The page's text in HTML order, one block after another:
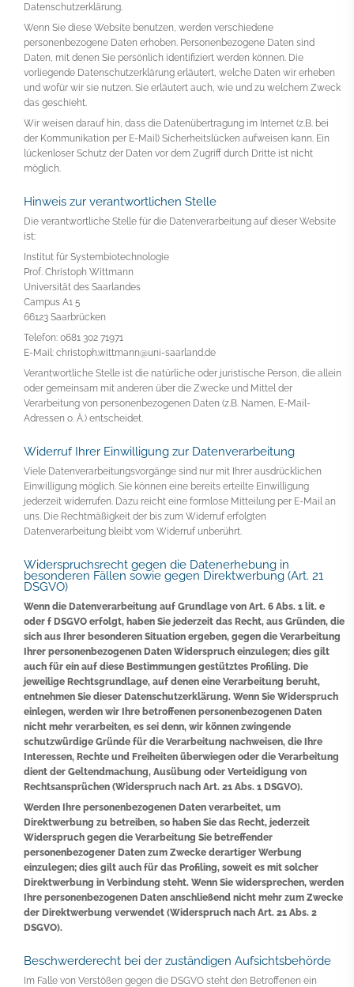
Datenschutzerklärung.
Wenn Sie diese Website benutzen, werden verschiedene
personenbezogene Daten erhoben. Personenbezogene Daten sind
Daten, mit denen Sie persönlich identifiziert werden können. Die
vorliegende Datenschutzerklärung erläutert, welche Daten wir erheben
und wofür wir sie nutzen. Sie erläutert auch, wie und zu welchem Zweck
das geschieht.
Wir weisen darauf hin, dass die Datenübertragung im Internet (z.B. bei
der Kommunikation per E-Mail) Sicherheitslücken aufweisen kann. Ein
lückenloser Schutz der Daten vor dem Zugriff durch Dritte ist nicht
möglich.
Hinweis zur verantwortlichen Stelle
Die verantwortliche Stelle für die Datenverarbeitung auf dieser Website
ist:
Institut für Systembiotechnologie
Prof. Christoph Wittmann
Universität des Saarlandes
Campus A1 5
66123 Saarbrücken
Telefon: 0681 302 71971
E-Mail: christoph.wittmann@uni-saarland.de
Verantwortliche Stelle ist die natürliche oder juristische Person, die allein
oder gemeinsam mit anderen über die Zwecke und Mittel der
Verarbeitung von personenbezogenen Daten (z.B. Namen, E-Mail-
Adressen o. Ä.) entscheidet.
Widerruf Ihrer Einwilligung zur Datenverarbeitung
Viele Datenverarbeitungsvorgänge sind nur mit Ihrer ausdrücklichen
Einwilligung möglich. Sie können eine bereits erteilte Einwilligung
jederzeit widerrufen. Dazu reicht eine formlose Mitteilung per E-Mail an
uns. Die Rechtmäßigkeit der bis zum Widerruf erfolgten
Datenverarbeitung bleibt vom Widerruf unberührt.
Widerspruchsrecht gegen die Datenerhebung in
besonderen Fällen sowie gegen Direktwerbung (Art. 21
DSGVO)
Wenn die Datenverarbeitung auf Grundlage von Art. 6 Abs. 1 lit. e
oder f DSGVO erfolgt, haben Sie jederzeit das Recht, aus Gründen, die
sich aus Ihrer besonderen Situation ergeben, gegen die Verarbeitung
Ihrer personenbezogenen Daten Widerspruch einzulegen; dies gilt
auch für ein auf diese Bestimmungen gestütztes Profiling. Die
jeweilige Rechtsgrundlage, auf denen eine Verarbeitung beruht,
entnehmen Sie dieser Datenschutzerklärung. Wenn Sie Widerspruch
einlegen, werden wir Ihre betroffenen personenbezogenen Daten
nicht mehr verarbeiten, es sei denn, wir können zwingende
schutzwürdige Gründe für die Verarbeitung nachweisen, die Ihre
Interessen, Rechte und Freiheiten überwiegen oder die Verarbeitung
dient der Geltendmachung, Ausübung oder Verteidigung von
Rechtsansprüchen (Widerspruch nach Art. 21 Abs. 1 DSGVO).
Werden Ihre personenbezogenen Daten verarbeitet, um
Direktwerbung zu betreiben, so haben Sie das Recht, jederzeit
Widerspruch gegen die Verarbeitung Sie betreffender
personenbezogener Daten zum Zwecke derartiger Werbung
einzulegen; dies gilt auch für das Profiling, soweit es mit solcher
Direktwerbung in Verbindung steht. Wenn Sie widersprechen, werden
Ihre personenbezogenen Daten anschließend nicht mehr zum Zwecke
der Direktwerbung verwendet (Widerspruch nach Art. 21 Abs. 2
DSGVO).
Beschwerderecht bei der zuständigen Aufsichtsbehörde
Im Falle von Verstößen gegen die DSGVO steht den Betroffenen ein